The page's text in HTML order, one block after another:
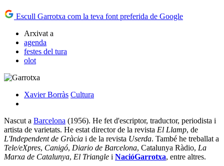
Escull Garrotxa com la teva font preferida de Google
Arxivat a
agenda
festes del tura
olot
Xavier Borràs Cultura
Nascut a Barcelona (1956). He fet d'escriptor, traductor, periodista i
artista de varietats. He estat director de la revista El Llamp, de
L'Independent de Gràcia i de la revista Userda. També he treballat a
Tele/eXpres, Canigó, Diario de Barcelona, Catalunya Ràdio, La
Marxa de Catalunya, El Triangle i NacióGarrotxa, entre altres.